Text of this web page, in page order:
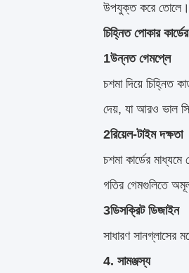
উপযুক্ত করে তোলে।
চিহ্নিত পোকার
1উন্নত গেমপ্লে
চশমা দিয়ে চিহ্নিত
দেয়, যা আরও ভাল
2রিয়েল-টাইম দক্ষতা
চশমা কার্ডের
গতির গেমগুলিতে
3ডিসক্রিট ডিজাইন
সাধারণ
4. সামঞ্জস্য